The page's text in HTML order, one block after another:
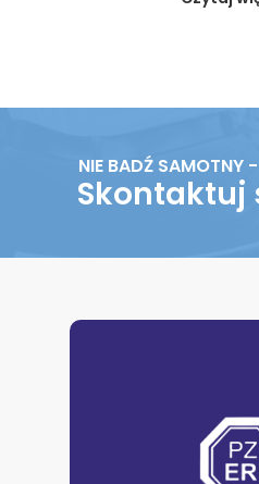
NIE BADŹ SAMOTNY
Skontaktuj